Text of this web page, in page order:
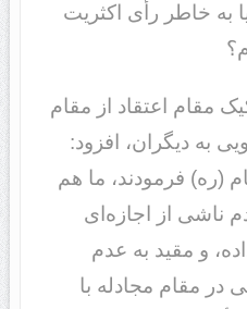
به خاطر رأی اکثریت
مقام اعتقاد از مقام
به دیگران، افزود:
(ره) فرمودند، ما هم
ناشی از اجازه‌ای
و مقید به عدم
در مقام مجادله با